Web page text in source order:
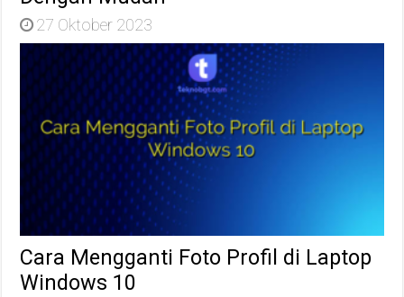
27 Oktober 2023
Cara Mengganti Foto Profil di Laptop
Windows 10